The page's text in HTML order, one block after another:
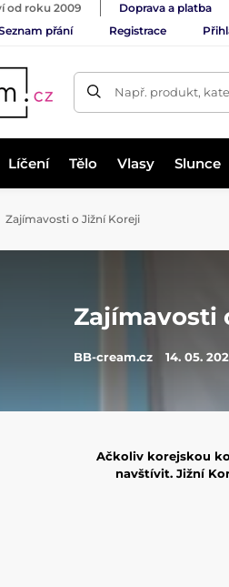
od roku 2009 Doprava a platba
přání Registrace
Např. produkt,
Líčení Tělo Vlasy Slunce
Zajímavosti o Jižní Koreji
Zajímavosti
BB-cream.cz 14. 05.
Ačkoliv korejskou
navštívit. Jižní